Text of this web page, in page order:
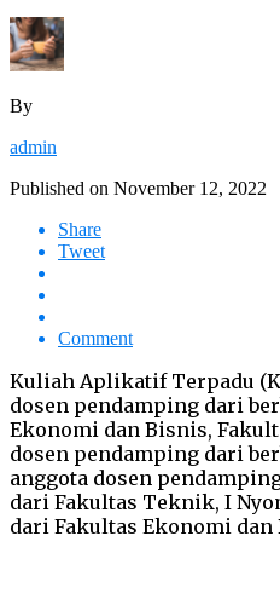
By
admin
Published on November 12, 2022
Share
Tweet
Comment
Kuliah Aplikatif Terpadu
dosen pendamping dari
Ekonomi dan Bisnis,
dosen pendamping dari
anggota dosen
dari Fakultas Teknik, I
dari Fakultas Ekonomi dan